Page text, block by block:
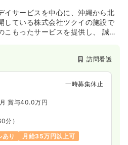
イサービスを中心に、沖縄から北
している株式会社ツクイの施設で
こもったサービスを提供し、 誠意
訪問看護
一時募集休止
賞与40.0万円
分）
あり 月給35万円以上可